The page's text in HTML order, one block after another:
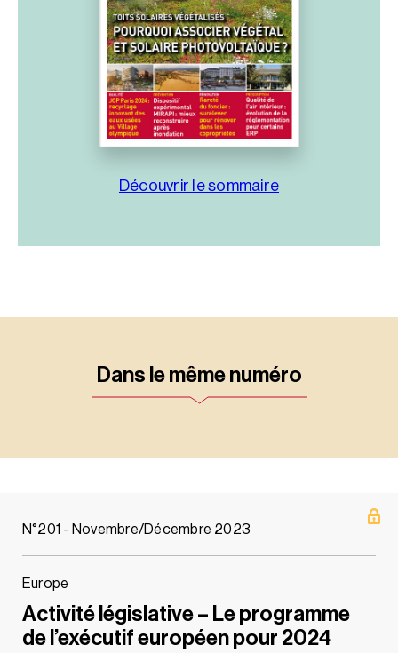
Découvrir le sommaire
Dans le même numéro
N°201 - Novembre/Décembre 2023
Europe
Activité législative – Le programme
de l’exécutif européen pour 2024